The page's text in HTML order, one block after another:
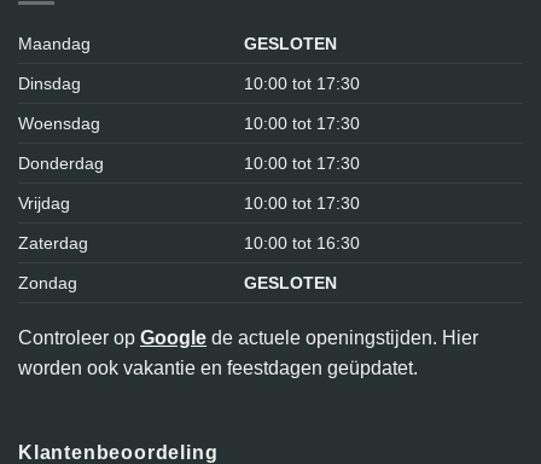
Maandag GESLOTEN
Dinsdag 10:00 tot 17:30
Woensdag 10:00 tot 17:30
Donderdag 10:00 tot 17:30
Vrijdag 10:00 tot 17:30
Zaterdag 10:00 tot 16:30
Zondag GESLOTEN
Controleer op Google de actuele openingstijden. Hier
worden ook vakantie en feestdagen geüpdatet.
Klantenbeoordeling